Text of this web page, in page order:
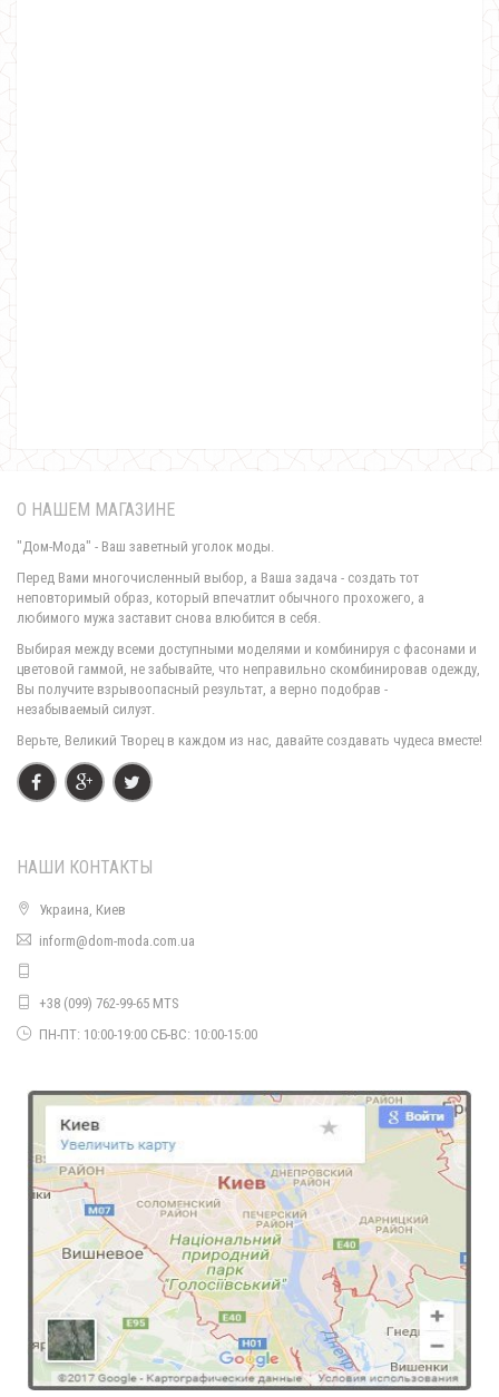
1550.00грн.1200.00грн.
Яркая шапка женская
О НАШЕМ МАГАЗИНЕ
"Дом-Мода" - Ваш заветный уголок моды.
Перед Вами многочисленный выбор, а Ваша задача - создать тот
неповторимый образ, который впечатлит обычного прохожего, а
любимого мужа заставит снова влюбится в себя.
Выбирая между всеми доступными моделями и комбинируя с фасонами и
цветовой гаммой, не забывайте, что неправильно скомбинировав одежду,
Вы получите взрывоопасный результат, а верно подобрав -
незабываемый силуэт.
Верьте, Великий Творец в каждом из нас, давайте создавать чудеса вместе!
НАШИ КОНТАКТЫ
Украина, Киев
inform@dom-moda.com.ua
+38 (099) 762-99-65 MTS
ПН-ПТ: 10:00-19:00 СБ-ВС: 10:00-15:00